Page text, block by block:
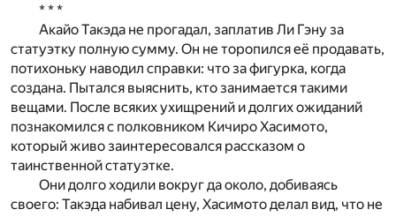
* * *
Акайо Такэда не прогадал, заплатив Ли Гэну за
статуэтку полную сумму. Он не торопился её продавать,
потихоньку наводил справки: что за фигурка, когда
создана. Пытался выяснить, кто занимается такими
вещами. После всяких ухищрений и долгих ожиданий
познакомился с полковником Кичиро Хасимото,
который живо заинтересовался рассказом о
таинственной статуэтке.
Они долго ходили вокруг да около, добиваясь
своего: Такэда набивал цену, Хасимото делал вид, что не